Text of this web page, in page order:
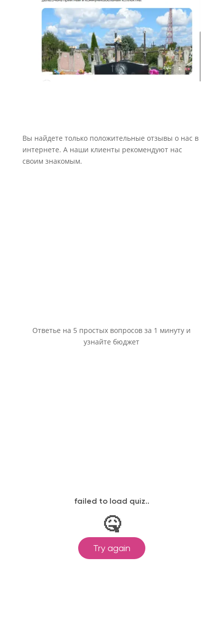
Вы найдете только положительные отзывы о нас в
интернете. А наши клиенты рекомендуют нас
своим знакомым.
Ответье на 5 простых вопросов за 1 минуту и
узнайте бюджет